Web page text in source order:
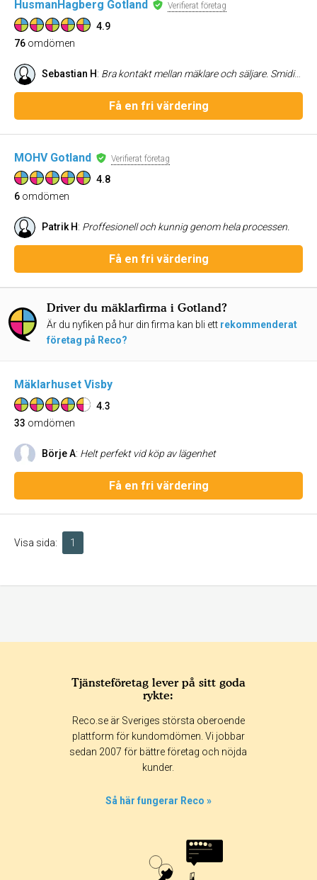
HusmanHagberg Gotland Verifierat företag
4.9
76 omdömen
Sebastian H: Bra kontakt mellan mäklare och säljare. Smidigt köp med signering av alla kontrakt. Bra svar på alla frågor man har
Få en fri värdering
MOHV Gotland Verifierat företag
4.8
6 omdömen
Patrik H: Proffesionell och kunnig genom hela processen.
Få en fri värdering
Driver du mäklarfirma i Gotland?
Är du nyfiken på hur din firma kan bli ett rekommenderat
företag på Reco?
Mäklarhuset Visby
4.3
33 omdömen
Börje A: Helt perfekt vid köp av lägenhet
Få en fri värdering
Visa sida: 1
Tjänsteföretag lever på sitt goda
rykte:
Reco.se är Sveriges största oberoende
plattform för kundomdömen. Vi jobbar
sedan 2007 för bättre företag och nöjda
kunder.
Så här fungerar Reco »